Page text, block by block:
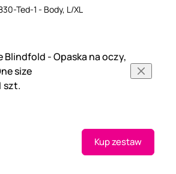
Ted-1 - Body, L/XL
Blindfold - Opaska na oczy,
size
szt.
Kup zestaw